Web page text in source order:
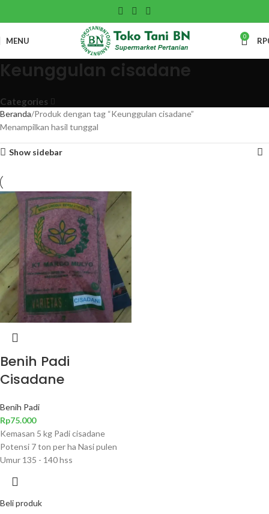
MENU 0 RP
Keunggulan cisadane
Categories
Beranda Produk dengan tag “Keunggulan cisadane”
Menampilkan hasil tunggal
Show sidebar
Benih Padi
Cisadane
Benih Padi
Rp75.000
Kemasan 5 kg Padi cisadane
Potensi 7 ton per ha Nasi pulen
Umur 135 - 140 hss
Beli produk